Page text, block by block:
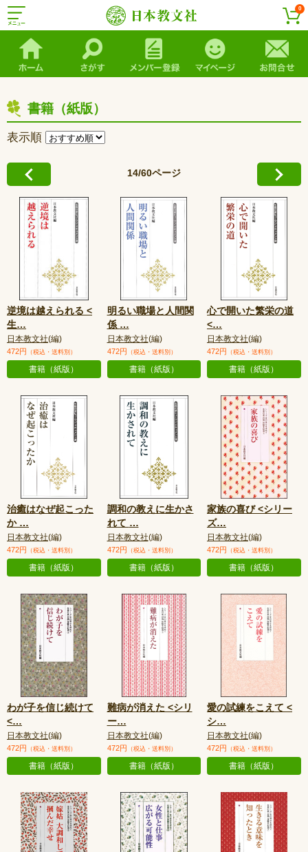
0
書籍（紙版）
表示順
14/60ページ
逆境は越えられる <
生…
日本教文社(編)
472円 （税込・送料別）
書籍（紙版）
明るい職場と人間関
係 …
日本教文社(編)
472円 （税込・送料別）
書籍（紙版）
心で開いた繁栄の道
<…
日本教文社(編)
472円 （税込・送料別）
書籍（紙版）
治癒はなぜ起こった
か …
日本教文社(編)
472円 （税込・送料別）
書籍（紙版）
調和の教えに生かさ
れて …
日本教文社(編)
472円 （税込・送料別）
書籍（紙版）
家族の喜び <シリー
ズ…
日本教文社(編)
472円 （税込・送料別）
書籍（紙版）
わが子を信じ続けて
<…
日本教文社(編)
472円 （税込・送料別）
書籍（紙版）
難病が消えた <シリ
ー…
日本教文社(編)
472円 （税込・送料別）
書籍（紙版）
愛の試練をこえて <
シ…
日本教文社(編)
472円 （税込・送料別）
書籍（紙版）